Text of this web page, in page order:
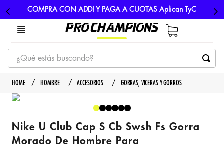
COMPRA CON ADDI Y PAGA A CUOTAS Aplican TyC
¿Qué estás buscando?
TÉRMINOS MÁS BUSCADOS
1
3. nike
HOMBRE ACCESORIOS GORRAS, VICERAS Y GORROS
Nike U Club Cap S Cb Swsh Fs Gorra
Morado De Hombre Para